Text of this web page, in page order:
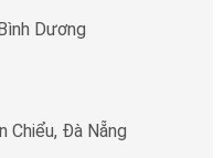
Dương
Chiểu, Đà Nẵng